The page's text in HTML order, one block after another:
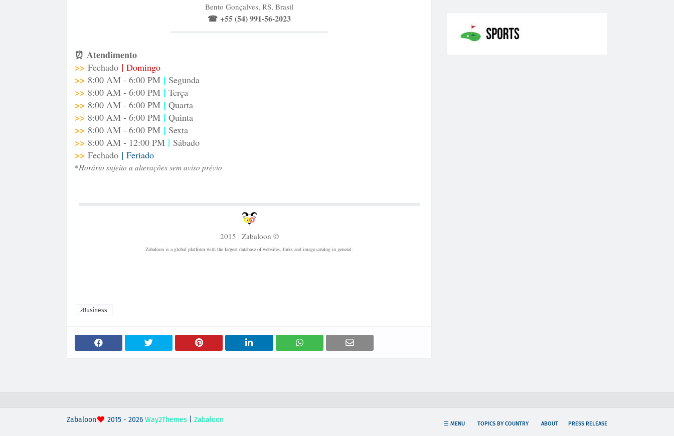
Bento Gonçalves, RS, Brasil
☎ +55 (54) 991-56-2023
⏰ Atendimento
>> Fechado | Domingo
>> 8:00 AM - 6:00 PM | Segunda
>> 8:00 AM - 6:00 PM | Terça
>> 8:00 AM - 6:00 PM | Quarta
>> 8:00 AM - 6:00 PM | Quinta
>> 8:00 AM - 6:00 PM | Sexta
>> 8:00 AM - 12:00 PM | Sábado
>> Fechado | Feriado
*Horário sujeito a alterações sem aviso prévio
2015 | Zabaloon ©
Zabaloon is a global platform with the largest database of websites, links and image catalog in general.
zBusiness
☰ MENU TOPICS BY COUNTRY ABOUT PRESS RELEASE
Zabaloon 2015 - 2026 Way2Themes Zabaloon